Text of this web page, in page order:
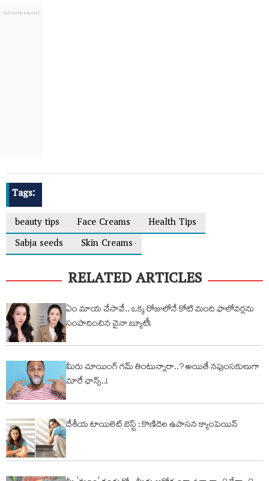
Tags:
beauty tips
Face Creams
Health Tips
Sabja seeds
Skin Creams
RELATED ARTICLES
ఏం మాయ చేసావే.. ఒక్క రోజులోనే కోటి మంది ఫాలోవర్లను
సంపాదించిన చైనా బ్యూటీ!
మీరు చూయింగ్ గ‌మ్ తింటున్నారా..? అయితే న‌పుంస‌కులుగా
మారే ఛాన్స్‌..!
దేశీయ టాయిలెట్ బెస్ట్ : కొణిదెల ఉపాసన క్యాంపెయిన్